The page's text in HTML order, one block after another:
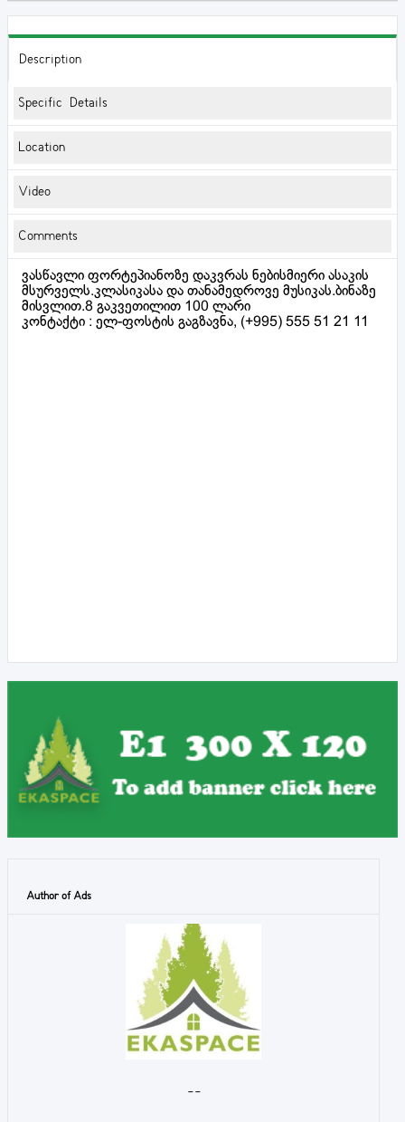
Description
Specific Details
Location
Video
Comments
ვასწავლი ფორტეპიანოზე დაკვრას ნებისმიერი ასაკის
მსურველს.კლასიკასა და თანამედროვე მუსიკას.ბინაზე
მისვლით.8 გაკვეთილით 100 ლარი
კონტაქტი : ელ-ფოსტის გაგზავნა, (+995) 555 51 21 11
Author of Ads
- -